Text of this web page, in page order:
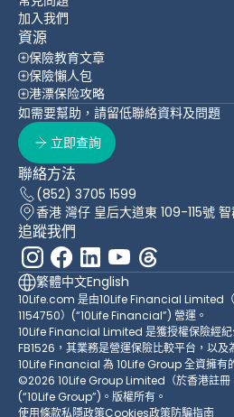
加入我們
資源
保險教育文章
保險懶人包
港漂保险攻略
如需要幫助，請留低聯絡資料及問題
立即查詢
聯絡方法
(852) 3705 1599
香港 灣仔 皇后大道東 109-115號
追蹤我們
繁體中文English
10Life.com 是由10Life Financial Limited
1154750）(“10Life Financial”) 營運。
10Life Financial Limited 是獲授權保險經紀
FB1526，其業務是營運保險比較平台，以及
10Life Financial 為 10Life Group 全資擁有
©2026 10Life Group Limited（於香港註
(“10Life Group”)。版權所有。
使用條款私隱政策Cookies政策防騙指南